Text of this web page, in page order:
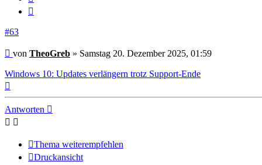
#63
Beitrag
von TheoGreb » Samstag 20. Dezember 2025, 01:59
Windows 10: Updates verlängern trotz Support-Ende
Antworten
Thema weiterempfehlen
Druckansicht